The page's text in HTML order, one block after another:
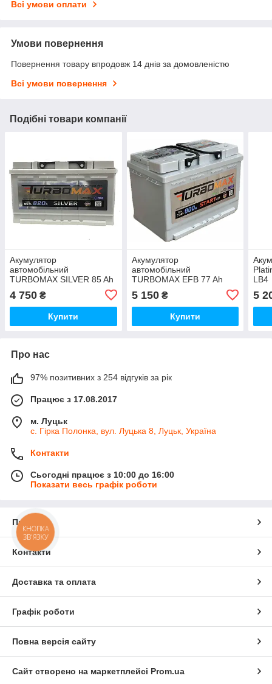
Всі умови оплати
Умови повернення
Повернення товару впродовж 14 днів за домовленістю
Всі умови повернення
Подібні товари компанії
Акумулятор
автомобільний
TURBOMAX SILVER 85 Ah
4 750 ₴
Купити
Акумулятор
автомобільний
TURBOMAX EFB 77 Ah
5 150₴
Купити
LB4
5
Про нас
97% позитивних з 254 відгуків за рік
Працює з 17.08.2017
м. Луцьк
с. Гірка Полонка, вул. Луцька 8, Луцьк, Україна
Контакти
Сьогодні працює з 10:00 до 16:00
Показати весь графік роботи
Про нас
Контакти
Доставка та оплата
Графік роботи
Повна версія сайту
Сайт створено на маркетплейсі Prom.ua
КНОПКА
ЗВ'ЯЗКУ